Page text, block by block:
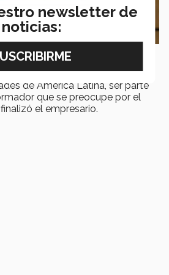
ser egresado de una de
de América Latina, ser parte
que se preocupe por el
el empresario.
newsletter de
noticias: